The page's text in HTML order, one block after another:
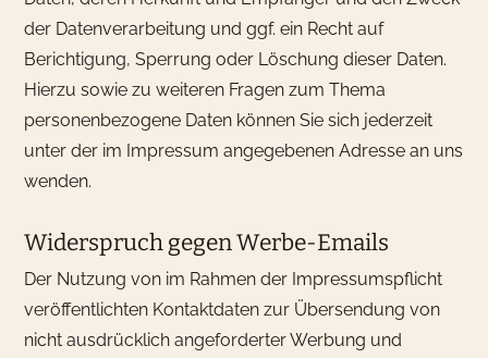
der Datenverarbeitung und ggf. ein Recht auf
Berichtigung, Sperrung oder Löschung dieser Daten.
Hierzu sowie zu weiteren Fragen zum Thema
personenbezogene Daten können Sie sich jederzeit
unter der im Impressum angegebenen Adresse an uns
wenden.
Widerspruch gegen Werbe-Emails
Der Nutzung von im Rahmen der Impressumspflicht
veröffentlichten Kontaktdaten zur Übersendung von
nicht ausdrücklich angeforderter Werbung und